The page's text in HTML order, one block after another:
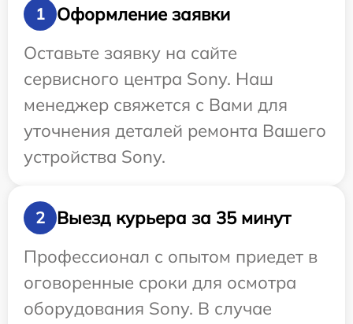
1
Оформление заявки
Оставьте заявку на сайте
сервисного центра Sony. Наш
менеджер свяжется с Вами для
уточнения деталей ремонта Вашего
устройства Sony.
2
Выезд курьера за 35 минут
Профессионал с опытом приедет в
оговоренные сроки для осмотра
оборудования Sony. В случае